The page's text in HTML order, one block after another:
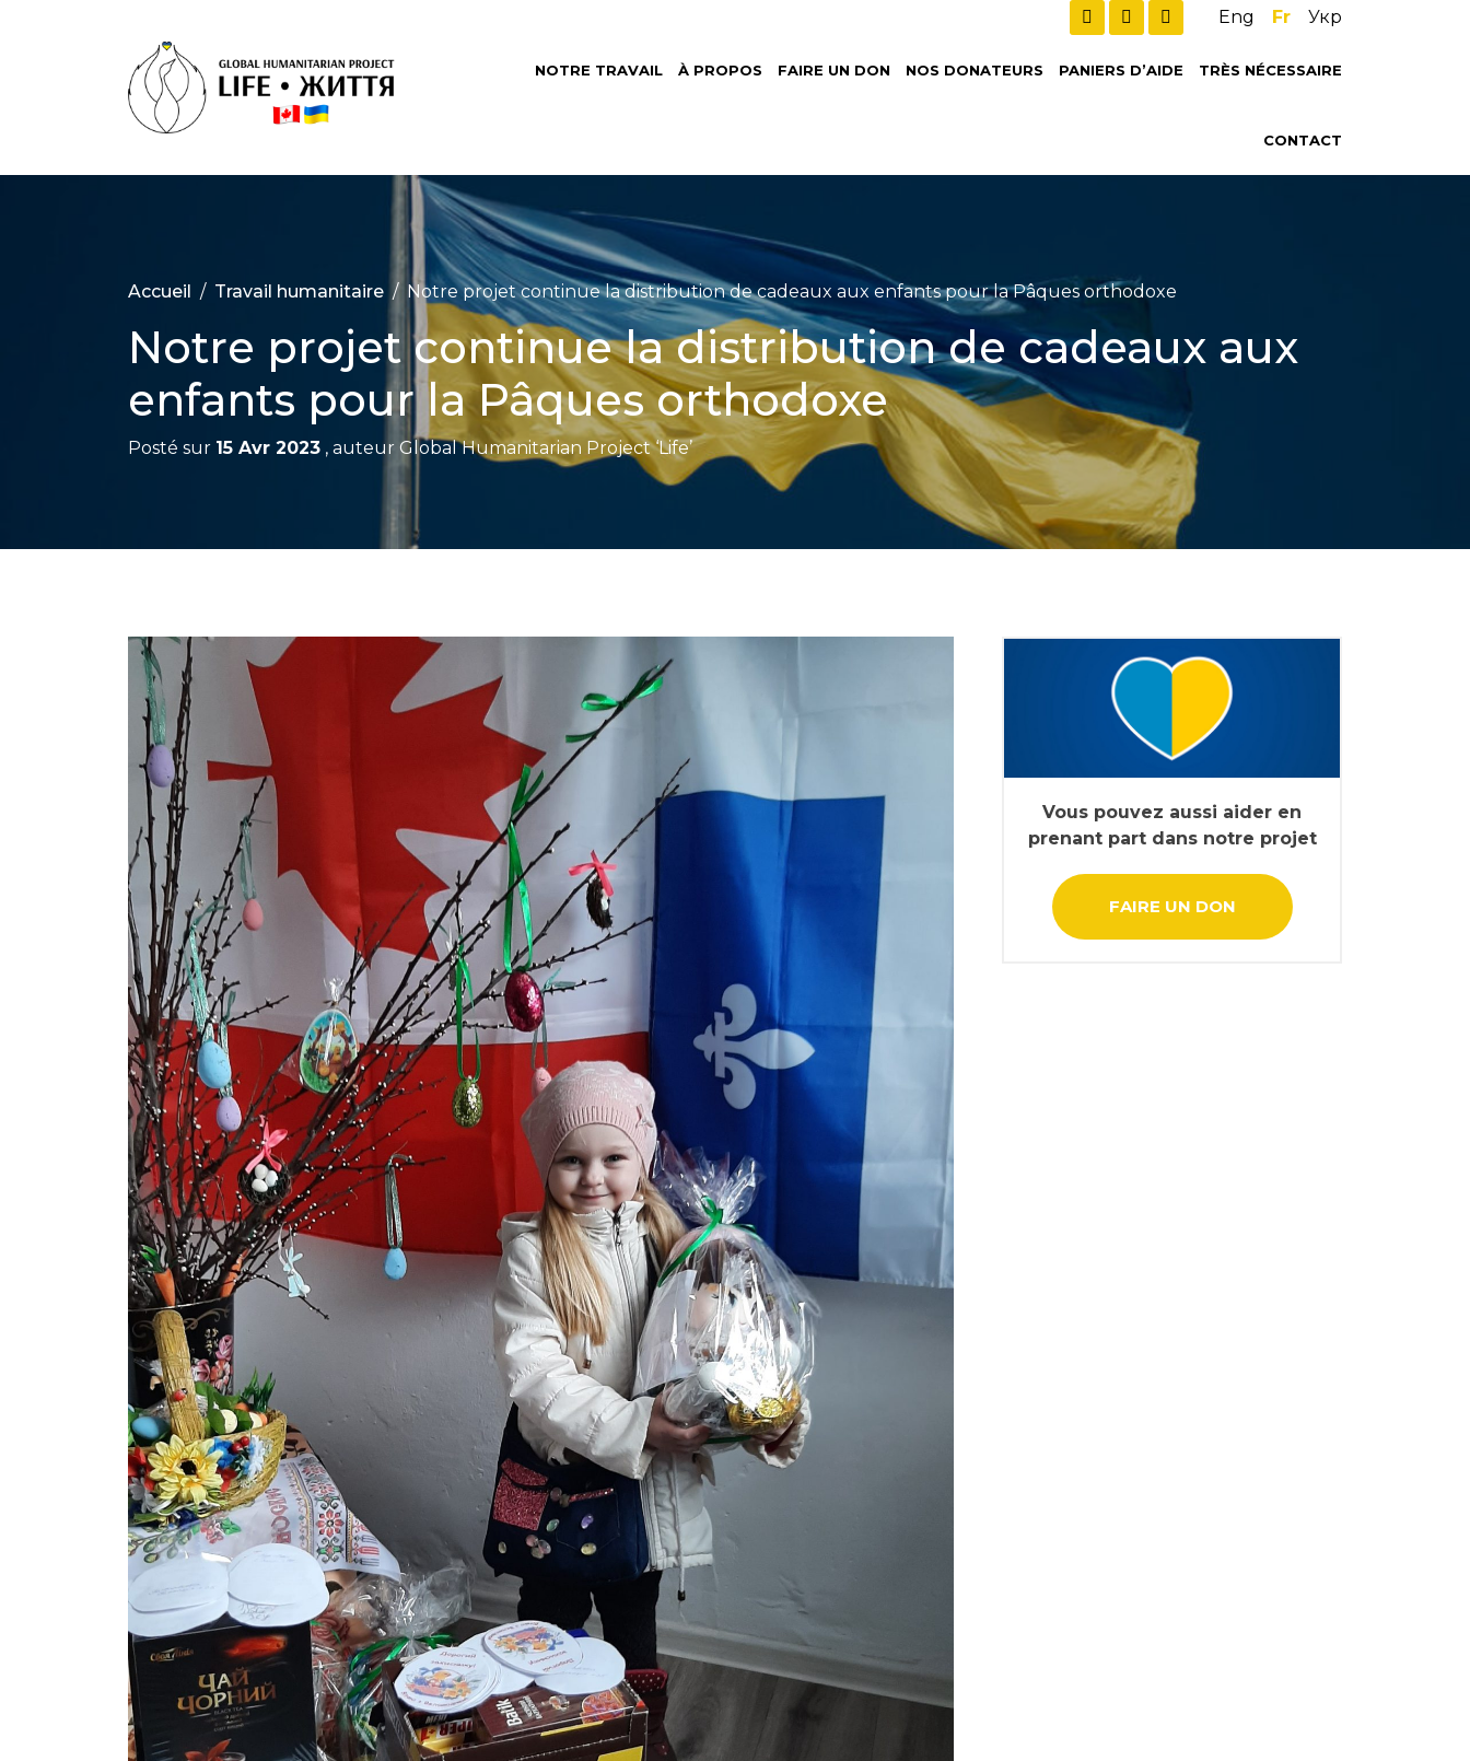
International
‘Life’
Eng Fr Укр
NOTRE TRAVAIL À PROPOS FAIRE UN DON NOS DONATEURS PANIERS D’AIDE TRÈS NÉCESSAIRE
CONTACT
Accueil Travail humanitaire Notre projet continue la distribution de cadeaux aux enfants pour la Pâques orthodoxe
Notre projet continue la distribution de cadeaux aux
enfants pour la Pâques orthodoxe
Posté sur 15 Avr 2023 , auteur Global Humanitarian Project ‘Life’
Vous pouvez aussi aider en
prenant part dans notre projet
FAIRE UN DON